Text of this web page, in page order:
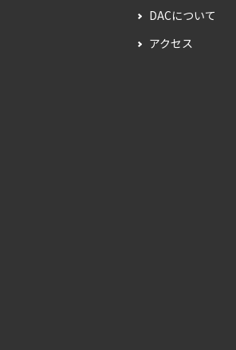
DACについて
アクセス